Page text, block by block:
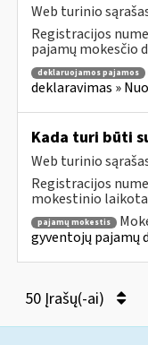
Web turinio
Registracijos
pajamų mokesčio
deklaruojamos pajamos
deklaravimas »
Kada turi būti
Web turinio
Registracijos
mokestinio
pajamų mokestis
gyventojų pajamų
50 Įrašų(-ai)